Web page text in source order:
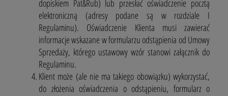
dopiskiem Pat&Rub) lub przesłać oświadczenie pocztą
elektroniczną (adresy podane są w rozdziale I
Regulaminu). Oświadczenie Klienta musi zawierać
informacje wskazane w formularzu odstąpienia od Umowy
Sprzedaży, którego ustawowy wzór stanowi załącznik do
Regulaminu.
Klient może (ale nie ma takiego obowiązku) wykorzystać,
do złożenia oświadczenia o odstąpieniu, formularz o